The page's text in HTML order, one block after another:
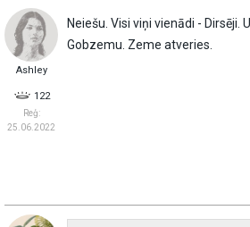
Ashley
122
Reģ:
25.06.2022
Neiešu. Visi viņi vienādi - Dirsēji.
Gobzemu. Zeme atveries.